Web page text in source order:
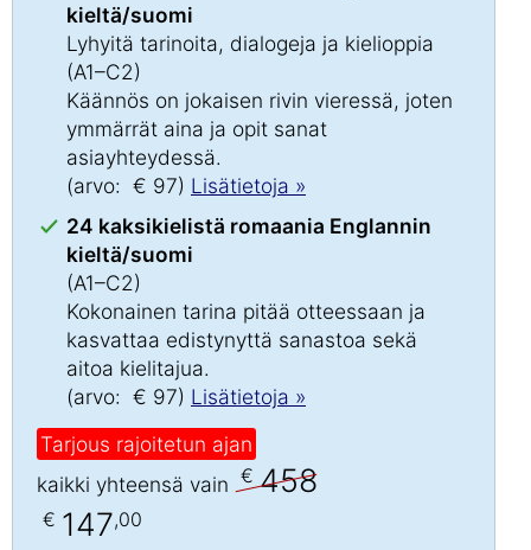
kieltä/suomi
Lyhyitä tarinoita, dialogeja ja kielioppia
(A1–C2)
Käännös on jokaisen rivin vieressä, joten
ymmärrät aina ja opit sanat
asiayhteydessä.
(arvo: € 97) Lisätietoja »
24 kaksikielistä romaania Englannin
kieltä/suomi
(A1–C2)
Kokonainen tarina pitää otteessaan ja
kasvattaa edistynyttä sanastoa sekä
aitoa kielitajua.
(arvo: € 97) Lisätietoja »
Tarjous rajoitetun ajan
kaikki yhteensä vain € 458
€ 147,00